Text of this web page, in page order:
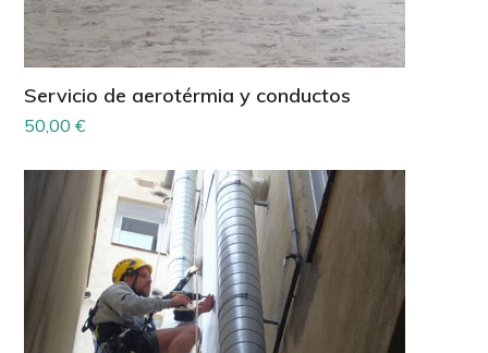
Servicio de aerotérmia y conductos
50,00€